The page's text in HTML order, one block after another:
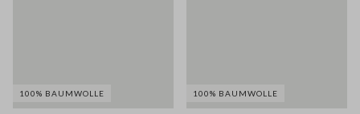
100% BAUMWOLLE 100% BAUMWOLLE